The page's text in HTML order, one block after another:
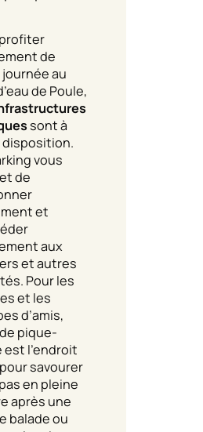
de
au
de Poule,
sont à
vous
de
et
aux
et autres
Pour les
et les
d’amis,
pique-
est l’endroit
savourer
en pleine
après une
balade ou